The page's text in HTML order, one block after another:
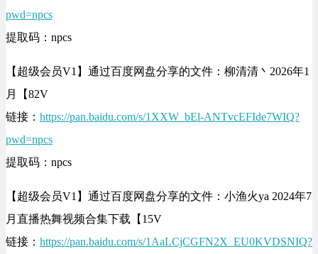
pwd=npcs
提取码：npcs
【超级会员V1】通过百度网盘分享的文件：柳清清丶2026年1
月【82V
链接： https://pan.baidu.com/s/1XXW_bEl-ANTvcEFIde7WIQ?
pwd=npcs
提取码：npcs
【超级会员V1】通过百度网盘分享的文件：小渔火ya 2024年7
月直播热舞视频合集下载【15V
链接： https://pan.baidu.com/s/1AaLCjCGFN2X_EU0KVDSNIQ?